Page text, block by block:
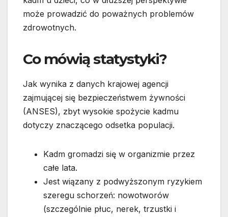
może prowadzić do poważnych problemów
zdrowotnych.
Co mówią statystyki?
Jak wynika z danych krajowej agencji
zajmującej się bezpieczeństwem żywności
(ANSES), zbyt wysokie spożycie kadmu
dotyczy znaczącego odsetka populacji.
Kadm gromadzi się w organizmie przez
całe lata.
Jest wiązany z podwyższonym ryzykiem
szeregu schorzeń: nowotworów
(szczególnie płuc, nerek, trzustki i